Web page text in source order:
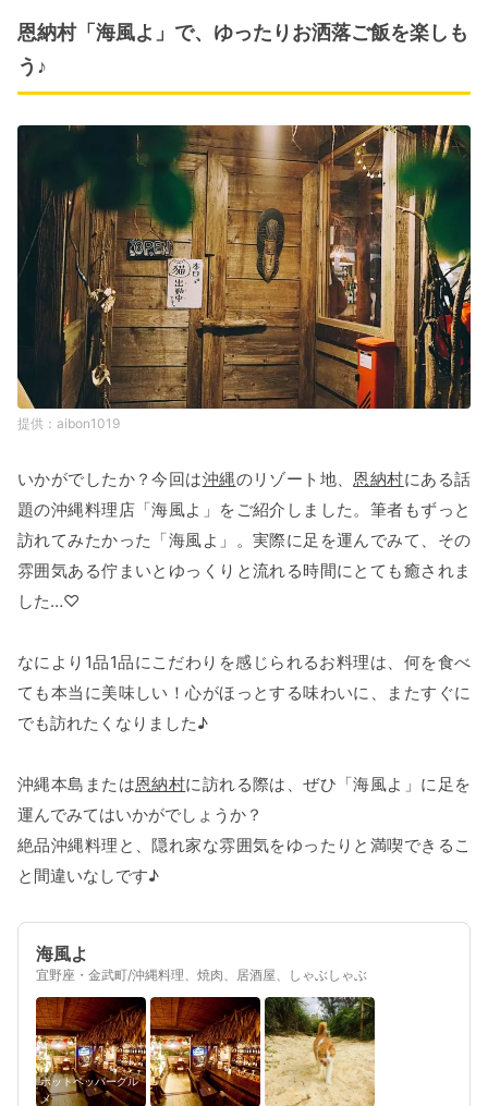
恩納村「海風よ」で、ゆったりお洒落ご飯を楽しも
う♪
aibon1019
いかがでしたか？今回は沖縄のリゾート地、 恩納村にある話
題の沖縄料理店「海風よ」をご紹介しました。筆者もずっと
訪れてみたかった「海風よ」。実際に足を運んでみて、その
雰囲気ある佇まいとゆっくりと流れる時間にとても癒されま
した…♡
なにより1品1品にこだわりを感じられるお料理は、何を食べ
ても本当に美味しい！心がほっとする味わいに、またすぐに
でも訪れたくなりました♪
沖縄本島または恩納村に訪れる際は、ぜひ「海風よ」に足を
運んでみてはいかがでしょうか？
絶品沖縄料理と、隠れ家な雰囲気をゆったりと満喫できるこ
と間違いなしです♪
海風よ
宜野座・金武町/沖縄料理、焼肉、居酒屋、しゃぶしゃぶ
ホットペッパーグル
メ